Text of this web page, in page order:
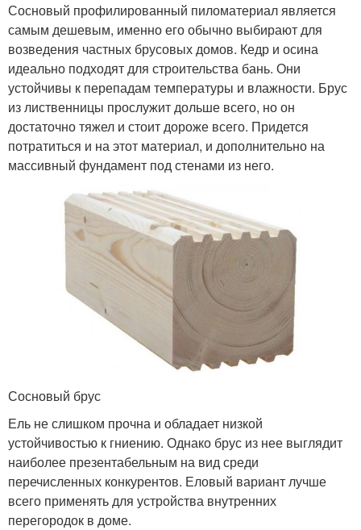
Сосновый профилированный пиломатериал является
самым дешевым, именно его обычно выбирают для
возведения частных брусовых домов. Кедр и осина
идеально подходят для строительства бань. Они
устойчивы к перепадам температуры и влажности. Брус
из лиственницы прослужит дольше всего, но он
достаточно тяжел и стоит дороже всего. Придется
потратиться и на этот материал, и дополнительно на
массивный фундамент под стенами из него.
Сосновый брус
Ель не слишком прочна и обладает низкой
устойчивостью к гниению. Однако брус из нее выглядит
наиболее презентабельным на вид среди
перечисленных конкурентов. Еловый вариант лучше
всего применять для устройства внутренних
перегородок в доме.